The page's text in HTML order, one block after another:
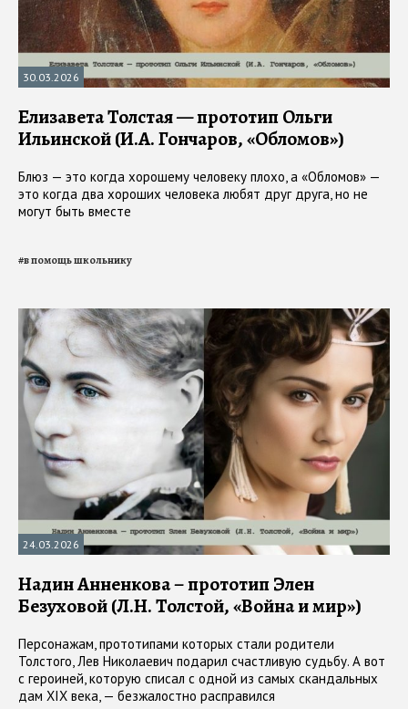
30.03.2026
Елизавета Толстая — прототип Ольги
Ильинской (И.А. Гончаров, «Обломов»)
Блюз — это когда хорошему человеку плохо, а «Обломов» —
это когда два хороших человека любят друг друга, но не
могут быть вместе
#в помощь школьнику
24.03.2026
Надин Анненкова – прототип Элен
Безуховой (Л.Н. Толстой, «Война и мир»)
Персонажам, прототипами которых стали родители
Толстого, Лев Николаевич подарил счастливую судьбу. А вот
с героиней, которую списал с одной из самых скандальных
дам XIX века, — безжалостно расправился